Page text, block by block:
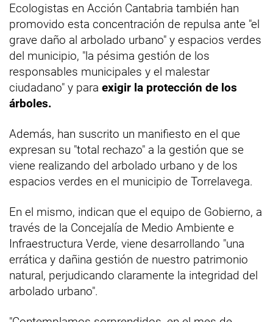
Ecologistas en Acción Cantabria también han
promovido esta concentración de repulsa ante "el
grave daño al arbolado urbano" y espacios verdes
del municipio, "la pésima gestión de los
responsables municipales y el malestar
ciudadano" y para exigir la protección de los
árboles.
Además, han suscrito un manifiesto en el que
expresan su "total rechazo" a la gestión que se
viene realizando del arbolado urbano y de los
espacios verdes en el municipio de Torrelavega.
En el mismo, indican que el equipo de Gobierno, a
través de la Concejalía de Medio Ambiente e
Infraestructura Verde, viene desarrollando "una
errática y dañina gestión de nuestro patrimonio
natural, perjudicando claramente la integridad del
arbolado urbano".